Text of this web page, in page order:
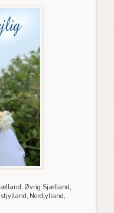
Øvrig Sjælland,
Nordjylland,